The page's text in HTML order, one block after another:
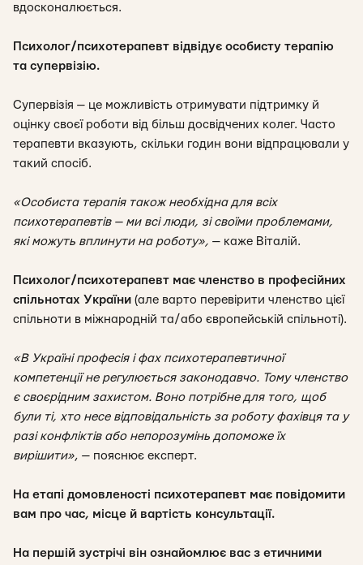
вдосконалюється.
Психолог/психотерапевт відвідує особисту терапію
та супервізію.
Супервізія — це можливість отримувати підтримку й
оцінку своєї роботи від більш досвідчених колег. Часто
терапевти вказують, скільки годин вони відпрацювали у
такий спосіб.
«Особиста терапія також необхідна для всіх
психотерапевтів — ми всі люди, зі своїми проблемами,
які можуть вплинути на роботу», — каже Віталій.
Психолог/психотерапевт має членство в професійних
спільнотах України (але варто перевірити членство цієї
спільноти в міжнародній та/або європейській спільноті).
«В Україні професія і фах психотерапевтичної
компетенції не регулюється законодавчо. Тому членство
є своєрідним захистом. Воно потрібне для того, щоб
були ті, хто несе відповідальність за роботу фахівця та у
разі конфліктів або непорозумінь допоможе їх
вирішити», — пояснює експерт.
На етапі домовленості психотерапевт має повідомити
вам про час, місце й вартість консультації.
На першій зустрічі він ознайомлює вас з етичними